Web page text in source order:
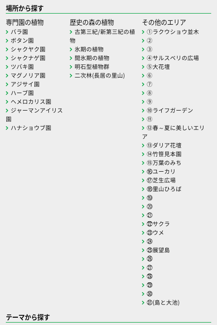
場所から探す
専門園の植物
バラ園
ボタン園
シャクヤク園
シャクナゲ園
ツバキ園
マグノリア園
アジサイ園
ハーブ園
ヘメロカリス園
ジャーマンアイリス
園
ハナショウブ園
歴史の森の植物
古第三紀/新第三紀の植
物
氷期の植物
間氷期の植物
明石型植物群
二次林(長居の里山)
その他のエリア
①ラクウショウ並木
②
③
④サルスベリの広場
⑤大花壇
⑥
⑦
⑧
⑨
⑩ライフガーデン
⑪
⑫春～夏に美しいエリ
ア
⑬ダリア花壇
⑭竹笹見本園
⑮万葉のみち
⑯ユーカリ
⑰芝生広場
⑱里山ひろば
⑲
⑳
㉑
㉒サクラ
㉓ウメ
㉔
㉕展望島
㉖
㉗
㉘
㉙
㉚
㉛(島と大池)
テーマから探す